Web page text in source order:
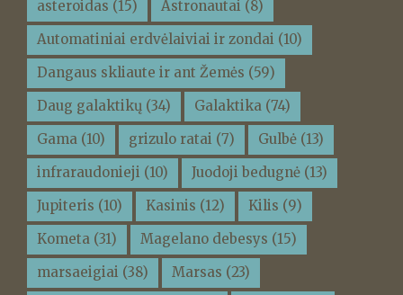
asteroidas (15) Astronautai (8)
Automatiniai erdvėlaiviai ir zondai (10)
Dangaus skliaute ir ant Žemės (59)
Daug galaktikų (34) Galaktika (74)
Gama (10) grizulo ratai (7) Gulbė (13)
infraraudonieji (10) Juodoji bedugnė (13)
Jupiteris (10) Kasinis (12) Kilis (9)
Kometa (31) Magelano debesys (15)
marsaeigiai (38) Marsas (23)